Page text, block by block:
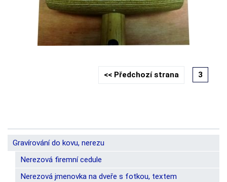
<< Předchozí strana 3
Gravírování do kovu, nerezu
Nerezová firemní cedule
Nerezová jmenovka na dveře s fotkou, textem